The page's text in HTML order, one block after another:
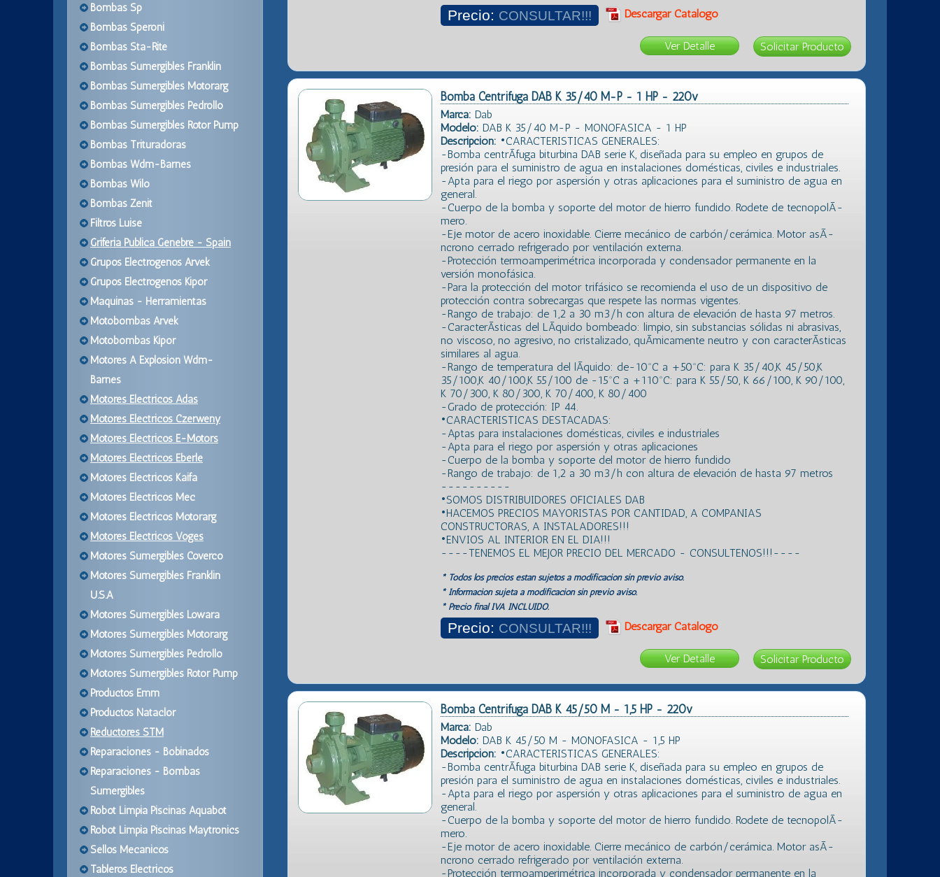
Bombas Sp
Bombas Speroni
Bombas Sta-Rite
Bombas Sumergibles Franklin
Bombas Sumergibles Motorarg
Bombas Sumergibles Pedrollo
Bombas Sumergibles Rotor Pump
Bombas Trituradoras
Bombas Wdm-Barnes
Bombas Wilo
Bombas Zenit
Filtros Luise
Griferia Publica Genebre - Spain
Grupos Electrogenos Arvek
Grupos Electrogenos Kipor
Maquinas - Herramientas
Motobombas Arvek
Motobombas Kipor
Motores A Explosion Wdm-
Barnes
Motores Electricos Adas
Motores Electricos Czerweny
Motores Electricos E-Motors
Motores Electricos Eberle
Motores Electricos Kaifa
Motores Electricos Mec
Motores Electricos Motorarg
Motores Electricos Voges
Motores Sumergibles Coverco
Motores Sumergibles Franklin
U.S.A
Motores Sumergibles Lowara
Motores Sumergibles Motorarg
Motores Sumergibles Pedrollo
Motores Sumergibles Rotor Pump
Productos Emm
Productos Nataclor
Reductores STM
Reparaciones - Bobinados
Reparaciones - Bombas
Sumergibles
Robot Limpia Piscinas Aquabot
Robot Limpia Piscinas Maytronics
Sellos Mecanicos
Tableros Electricos
Precio: CONSULTAR!!! Descargar Catálogo
Ver Detalle
Bomba Centrifuga DAB K 35/40 M-P - 1 HP - 220v
Marca: Dab
Modelo: DAB K 35/40 M-P - MONOFASICA - 1 HP
Descripción: •CARACTERISTICAS GENERALES:
-Bomba centrÃ­fuga biturbina DAB serie K, diseñada para su empleo en grupos de
presión para el suministro de agua en instalaciones domésticas, civiles e industriales.
-Apta para el riego por aspersión y otras aplicaciones para el suministro de agua en
general.
-Cuerpo de la bomba y soporte del motor de hierro fundido. Rodete de tecnopolÃ­
mero.
-Eje motor de acero inoxidable. Cierre mecánico de carbón/cerámica. Motor asÃ­
ncrono cerrado refrigerado por ventilación externa.
-Protección termoamperimétrica incorporada y condensador permanente en la
versión monofásica.
-Para la protección del motor trifásico se recomienda el uso de un dispositivo de
protección contra sobrecargas que respete las normas vigentes.
-Rango de trabajo: de 1,2 a 30 m3/h con altura de elevación de hasta 97 metros.
-CaracterÃ­sticas del LÃ­quido bombeado: limpio, sin substancias sólidas ni abrasivas,
no viscoso, no agresivo, no cristalizado, quÃ­micamente neutro y con caracterÃ­sticas
similares al agua.
-Rango de temperatura del lÃ­quido: de-10ºC a +50ºC: para K 35/40,K 45/50,K
35/100,K 40/100,K 55/100 de -15ºC a +110ºC: para K 55/50, K 66/100, K 90/100,
K 70/300, K 80/300, K 70/400, K 80/400
-Grado de protección: IP 44.
•CARACTERISTICAS DESTACADAS:
-Aptas para instalaciones domésticas, civiles e industriales
-Apta para el riego por aspersión y otras aplicaciones
-Cuerpo de la bomba y soporte del motor de hierro fundido
-Rango de trabajo: de 1,2 a 30 m3/h con altura de elevación de hasta 97 metros
----------
•SOMOS DISTRIBUIDORES OFICIALES DAB
•HACEMOS PRECIOS MAYORISTAS POR CANTIDAD, A COMPANIAS
CONSTRUCTORAS, A INSTALADORES!!!
•ENVIOS AL INTERIOR EN EL DIA!!!
----TENEMOS EL MEJOR PRECIO DEL MERCADO - CONSULTENOS!!!----
* Todos los precios estan sujetos a modificación sin previo aviso.
* Información sujeta a modificación sin previo aviso.
* Precio final IVA INCLUIDO.
Precio: CONSULTAR!!! Descargar Catálogo
Ver Detalle
Bomba Centrifuga DAB K 45/50 M - 1,5 HP - 220v
Marca: Dab
Modelo: DAB K 45/50 M - MONOFASICA - 1,5 HP
Descripción: •CARACTERISTICAS GENERALES:
-Bomba centrÃ­fuga biturbina DAB serie K, diseñada para su empleo en grupos de
presión para el suministro de agua en instalaciones domésticas, civiles e industriales.
-Apta para el riego por aspersión y otras aplicaciones para el suministro de agua en
general.
-Cuerpo de la bomba y soporte del motor de hierro fundido. Rodete de tecnopolÃ­
mero.
-Eje motor de acero inoxidable. Cierre mecánico de carbón/cerámica. Motor asÃ­
ncrono cerrado refrigerado por ventilación externa.
-Protección termoamperimétrica incorporada y condensador permanente en la